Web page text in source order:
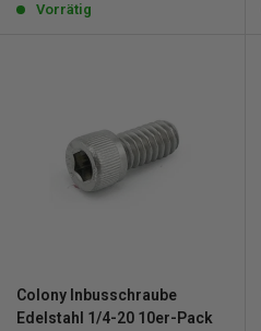
Vorrätig
Colony Inbusschraube
Edelstahl 1/4-20 10er-Pack